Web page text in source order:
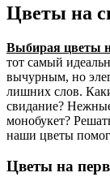
Цветы на
Выбирая цветы
тот самый
вычурным, но
лишних слов.
свидание?
монобукет?
наши цветы
Цветы на